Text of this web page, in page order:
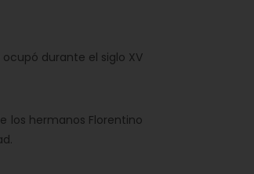
durante el siglo XV
los hermanos Florentino